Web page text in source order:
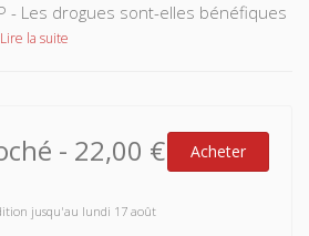
- Les drogues sont-elles bénéfiques
Lire la suite
- 22,00 € Acheter
jusqu'au lundi 17 août